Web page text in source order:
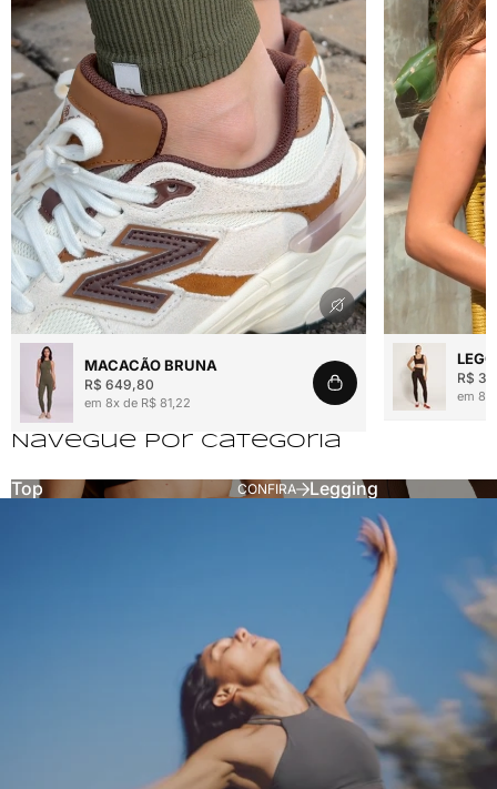
Reproduzir vídeo
MACACÃO BRUNA
R$ 649,80
em 8x de R$ 81,22
Reproduzir
R$
em 8x
Navegue por categoria
TOPS
Top CONFIRA LEGGINGS
Legging